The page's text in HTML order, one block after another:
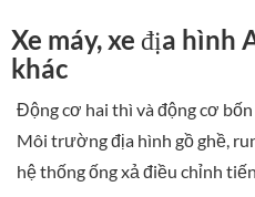
Xe máy, xe địa hình
khác
Động cơ hai thì và động cơ
Môi trường địa hình gồ ghề,
hệ thống ống xả điều chỉnh